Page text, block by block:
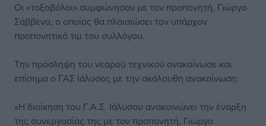
Οι «τοξοβόλοι» συμφώνησαν με τον προπονητή, Γιώργο
Σάββενα, ο οποίος θα πλαισιώσει τον υπάρχον
προπονητικό τιμ του συλλόγου.
Την πρόσληψη του νεαρού τεχνικού ανακοίνωσε και
επίσημα ο ΓΑΣ Ιάλυσος με την ακόλουθη ανακοίνωση:
«Η διοίκηση του Γ.Α.Σ. Ιάλυσου ανακοινώνει την έναρξη
της συνεργασίας της με τον προπονητή, Γιώργο